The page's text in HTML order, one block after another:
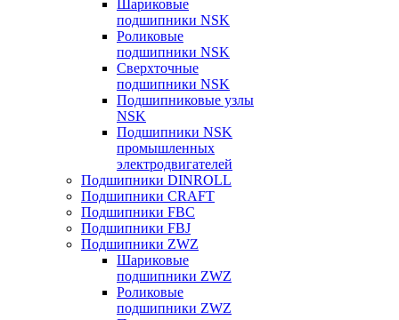
Шариковые
подшипники NSK
Роликовые
подшипники NSK
Сверхточные
подшипники NSK
Подшипниковые узлы
NSK
Подшипники NSK
промышленных
электродвигателей
Подшипники DINROLL
Подшипники CRAFT
Подшипники FBC
Подшипники FBJ
Подшипники ZWZ
Шариковые
подшипники ZWZ
Роликовые
подшипники ZWZ